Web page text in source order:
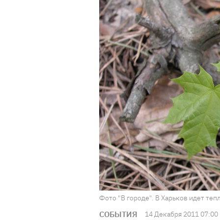
Фото "В городе". В Харьков идет
СОБЫТИЯ 14 Декабря 2011 07:00